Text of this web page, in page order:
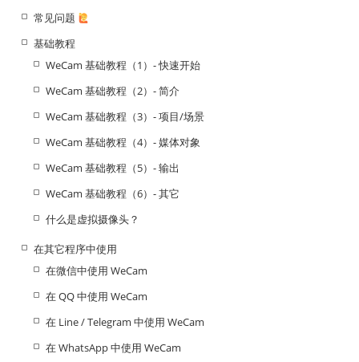
常见问题
基础教程
WeCam 基础教程（1）- 快速开始
WeCam 基础教程（2）- 简介
WeCam 基础教程（3）- 项目/场景
WeCam 基础教程（4）- 媒体对象
WeCam 基础教程（5）- 输出
WeCam 基础教程（6）- 其它
什么是虚拟摄像头？
在其它程序中使用
在微信中使用 WeCam
在 QQ 中使用 WeCam
在 Line / Telegram 中使用 WeCam
在 WhatsApp 中使用 WeCam